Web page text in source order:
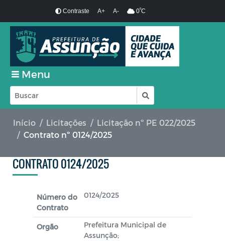
Contraste A+ A- 0ºC
Menu
Início Licitações
Licitação nº PE 022/2025
Contrato nº 0124/2025
CONTRATO 0124/2025
Número do
Contrato
0124/2025
Orgão
Prefeitura Municipal de
Assunção;